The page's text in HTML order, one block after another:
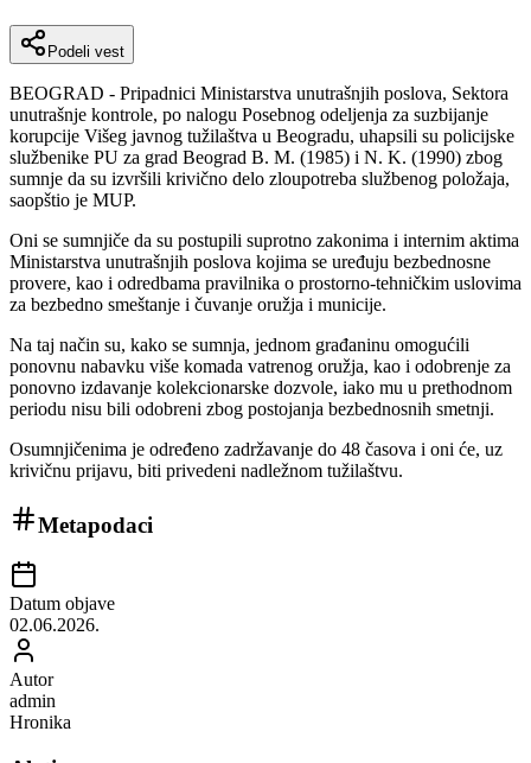
Podeli vest
BEOGRAD - Pripadnici Ministarstva unutrašnjih poslova, Sektora
unutrašnje kontrole, po nalogu Posebnog odeljenja za suzbijanje
korupcije Višeg javnog tužilaštva u Beogradu, uhapsili su policijske
službenike PU za grad Beograd B. M. (1985) i N. K. (1990) zbog
sumnje da su izvršili krivično delo zloupotreba službenog položaja,
saopštio je MUP.
Oni se sumnjiče da su postupili suprotno zakonima i internim aktima
Ministarstva unutrašnjih poslova kojima se uređuju bezbednosne
provere, kao i odredbama pravilnika o prostorno-tehničkim uslovima
za bezbedno smeštanje i čuvanje oružja i municije.
Na taj način su, kako se sumnja, jednom građaninu omogućili
ponovnu nabavku više komada vatrenog oružja, kao i odobrenje za
ponovno izdavanje kolekcionarske dozvole, iako mu u prethodnom
periodu nisu bili odobreni zbog postojanja bezbednosnih smetnji.
Osumnjičenima je određeno zadržavanje do 48 časova i oni će, uz
krivičnu prijavu, biti privedeni nadležnom tužilaštvu.
Metapodaci
Datum objave
02.06.2026.
Autor
admin
Hronika